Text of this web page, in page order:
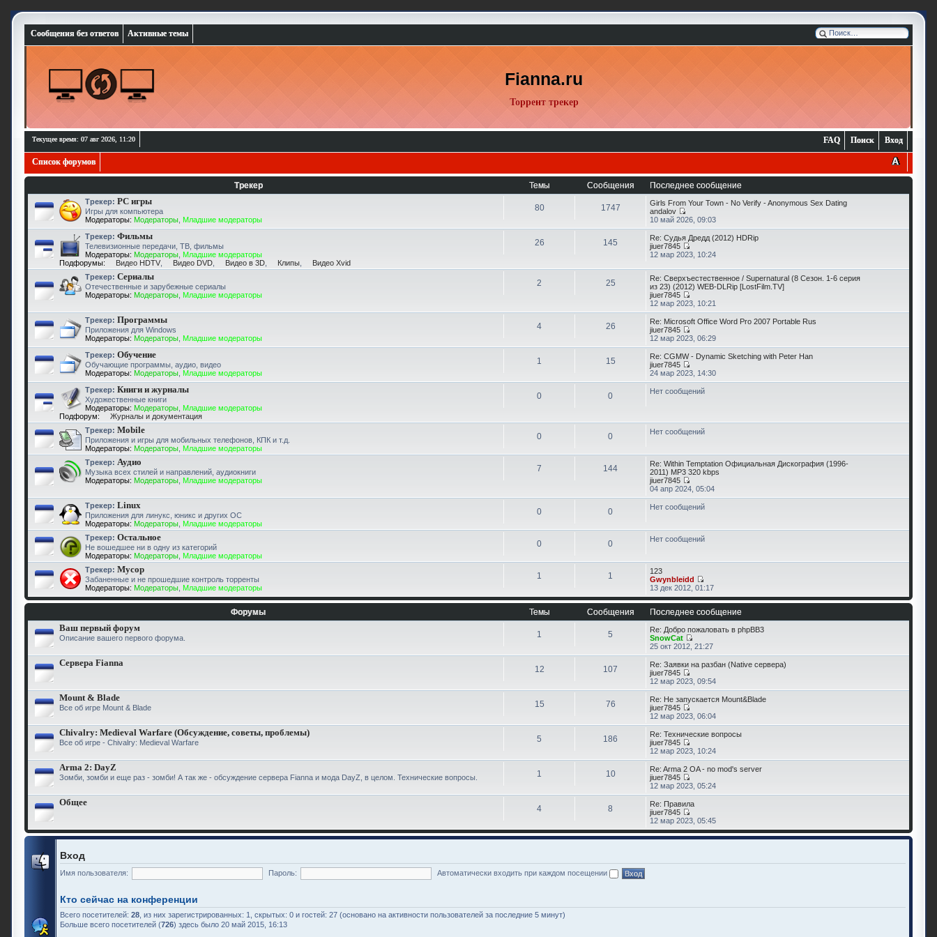
Сообщения без ответов Активные темы
Fianna.ru
Торрент трекер
Текущее время: 07 авг 2026, 11:20 Вход
Поиск
FAQ
Список форумов
Трекер Темы Сообщения Последнее сообщение
Трекер: PC игры
Игры для компьютера
Модераторы: Модераторы, Младшие модераторы
80 1747
Girls From Your Town - No Verify - Anonymous Sex Dating
andalov
10 май 2026, 09:03
Трекер: Фильмы
Телевизионные передачи, ТВ, фильмы
Модераторы: Модераторы, Младшие модераторы
Подфорумы:
Видео HDTV, Видео DVD, Видео в 3D, Клипы, Видео Xvid
26 145
Re: Судья Дредд (2012) HDRip
jiuer7845
12 мар 2023, 10:24
Трекер: Сериалы
Отечественные и зарубежные сериалы
Модераторы: Модераторы, Младшие модераторы
2 25
Re: Сверхъестественное / Supernatural (8 Сезон. 1-6 серия
из 23) (2012) WEB-DLRip [LostFilm.TV]
jiuer7845
12 мар 2023, 10:21
Трекер: Программы
Приложения для Windows
Модераторы: Модераторы, Младшие модераторы
4 26
Re: Microsoft Office Word Pro 2007 Portable Rus
jiuer7845
12 мар 2023, 06:29
Трекер: Обучение
Обучающие программы, аудио, видео
Модераторы: Модераторы, Младшие модераторы
1 15
Re: CGMW - Dynamic Sketching with Peter Han
jiuer7845
24 мар 2023, 14:30
Трекер: Книги и журналы
Художественные книги
Модераторы: Модераторы, Младшие модераторы
Подфорум:
Журналы и документация
0 0 Нет сообщений
Трекер: Mobile
Приложения и игры для мобильных телефонов, КПК и т.д.
Модераторы: Модераторы, Младшие модераторы
0 0 Нет сообщений
Трекер: Аудио
Музыка всех стилей и направлений, аудиокниги
Модераторы: Модераторы, Младшие модераторы
7 144
Re: Within Temptation Официальная Дискография (1996-
2011) MP3 320 kbps
jiuer7845
04 апр 2024, 05:04
Трекер: Linux
Приложения для линукс, юникс и других ОС
Модераторы: Модераторы, Младшие модераторы
0 0 Нет сообщений
Трекер: Остальное
Не вошедшее ни в одну из категорий
Модераторы: Модераторы, Младшие модераторы
0 0 Нет сообщений
Трекер: Мусор
Забаненные и не прошедшие контроль торренты
Модераторы: Модераторы, Младшие модераторы
1 1
123
Gwynbleidd
13 дек 2012, 01:17
Форумы Темы Сообщения Последнее сообщение
Ваш первый форум
Описание вашего первого форума. 1 5
Re: Добро пожаловать в phpBB3
SnowCat
25 окт 2012, 21:27
Сервера Fianna
12 107
Re: Заявки на разбан (Native сервера)
jiuer7845
12 мар 2023, 09:54
Mount & Blade
Все об игре Mount & Blade 15 76
Re: Не запускается Mount&Blade
jiuer7845
12 мар 2023, 06:04
Chivalry: Medieval Warfare (Обсуждение, советы, проблемы)
Все об игре - Chivalry: Medieval Warfare 5 186
Re: Технические вопросы
jiuer7845
12 мар 2023, 10:24
Arma 2: DayZ
Зомби, зомби и еще раз - зомби! А так же - обсуждение сервера Fianna и мода DayZ, в целом. Технические вопросы. 1 10
Re: Arma 2 OA - no mod's server
jiuer7845
12 мар 2023, 05:24
Общее
4 8
Re: Правила
jiuer7845
12 мар 2023, 05:45
Вход
Имя пользователя: Пароль: Автоматически входить при каждом посещении
Кто сейчас на конференции
Всего посетителей: 28, из них зарегистрированных: 1, скрытых: 0 и гостей: 27 (основано на активности пользователей за последние 5 минут)
Больше всего посетителей (726) здесь было 20 май 2015, 16:13